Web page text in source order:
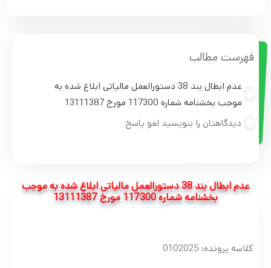
فهرست مطالب
عدم ابطال بند 38 دستورالعمل مالیاتی ابلاغ شده به
موجب بخشنامه شماره 117300 مورخ 13111387
دیدگاهتان را بنویسید لغو پاسخ
عدم ابطال بند 38 دستورالعمل مالیاتی ابلاغ شده به موجب
بخشنامه شماره 117300 مورخ 13111387
کلاسه پرونده: 0102025